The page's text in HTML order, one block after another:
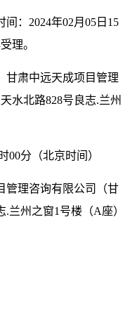
： 2024年02月 05 日 15
理。
甘肃中远天成项目管理
水北路828号良志.兰州
时00分 （北京时间）
管理咨询有限公司
（甘
兰州之窗1号楼（A座）